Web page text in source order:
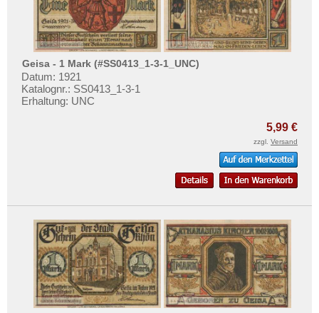
Orte mit P...
Orte mit Q...
Orte mit R...
Orte mit S...
Orte mit T...
Geisa - 1 Mark (#SS0413_1-3-1_UNC)
Datum: 1921
Katalognr.: SS0413_1-3-1
Erhaltung: UNC
5,99 €
zzgl. Versand